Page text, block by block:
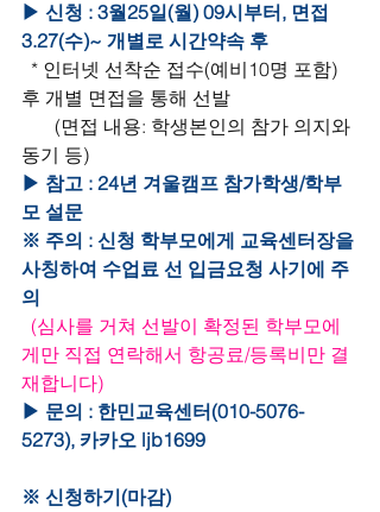
▶ 신청 : 3월25일(월) 09시부터, 면접
3.27(수)~ 개별로 시간약속 후
* 인터넷 선착순 접수(예비10명 포함)
후 개별 면접을 통해 선발
(면접 내용: 학생본인의 참가 의지와
동기 등)
▶ 참고 : 24년 겨울캠프 참가학생/학부
모 설문
※ 주의 : 신청 학부모에게 교육센터장을
사칭하여 수업료 선 입금요청 사기에 주
의
(심사를 거쳐 선발이 확정된 학부모에
게만 직접 연락해서 항공료/등록비만 결
재합니다)
▶ 문의 : 한민교육센터(010-5076-
5273), 카카오 ljb1699
※ 신청하기(마감)